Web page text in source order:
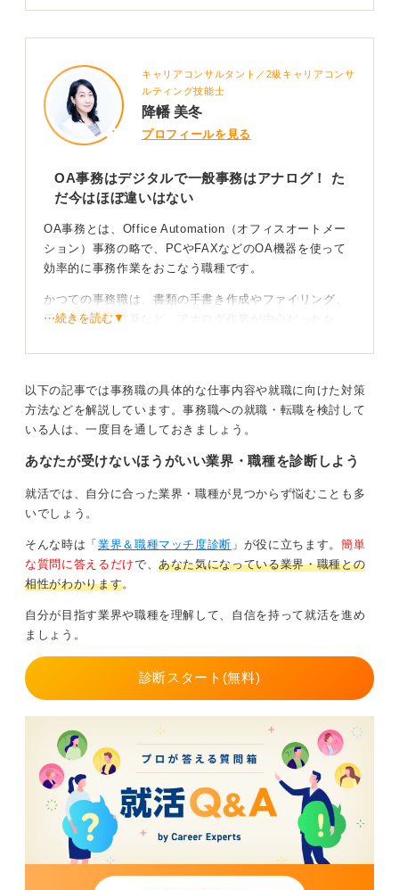
では、未経験から目指す場合、どちらを選べば良いので
しょうか。
これは、自身の得意なことと結びつけて考えるのが一番
です。
たとえば、タイピングの速さやPC操作に自信がある、ま
たは好きだという人はOA事務がおすすめといえます。一
を丁寧にこなしたりするのが好きだという人は、一般事
務のほうがより適性があるといえるでしょう。
考えてみてください。
キャリアコンサルタント／2級キャリアコンサ
ルティング技能士
降幡 美冬
プロフィールを見る
OA事務はデジタルで一般事務はアナログ！ た
だ今はほぼ違いはない
OA事務とは、Office Automation（オフィスオートメー
ション）事務の略で、PCやFAXなどのOA機器を使って
効率的に事務作業をおこなう職種です。
かつての事務職は、書類の手書き作成やファイリング、
電卓を使った計算など、アナログ作業が中心だったた
しかし、現在はPCも一人一台支給されることも珍しくな
になってきています。その結果一般事務とOA事務の違い
実際、多くの求人では「一般事務・OA事務」と一括りで
ん。厚生労働省の職業情報サイトにも「OA事務」の区分
はなく、「一般事務」に含まれています。
の汎用性の高い基本的なPCスキルを身に付けることが今
後は重要となるでしょう。
事務職では、人をサポートする喜びや、PCスキルを活か
自分に合った働き方をしっかりと考えてみてください
ね。
0
⋯続きを読む▼
以下の記事では事務職の具体的な仕事内容や就職に向けた対策
方法などを解説しています。事務職への就職・転職を検討して
いる人は、一度目を通しておきましょう。
あなたが受けないほうがいい業界・職種を診断しよう
就活では、自分に合った業界・職種が見つからず悩むことも多
いでしょう。
そんな時は「 業界＆職種マッチ度診断 」が役に立ちます。 簡単
な質問に答えるだけで、あなた気になっている業界・職種との
相性がわかります。
自分が目指す業界や職種を理解して、自信を持って就活を進め
ましょう。
診断スタート(無料)